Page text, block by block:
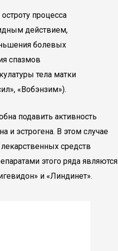
процесса
действием,
болевых
спазмов
тела матки
«Вобэнзим»).
подавить активность
и эстрогена. В этом случае
средств
этого ряда являются
и «Линдинет».